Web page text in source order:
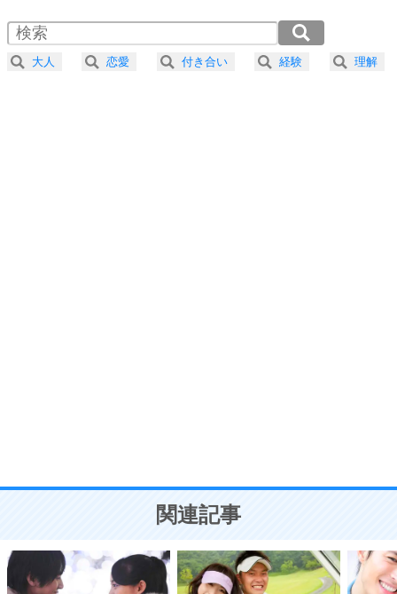
4 器の大きい人は、怒りを優しさで表現する。
プラス思考
ことが大切。
2.0倍速 （390KB 1分39秒）
2.5倍速 （312KB 1分19秒）
3.0倍速 （260KB 1分6秒）
大人 恋愛 付き合い 経験 理解
関連記事